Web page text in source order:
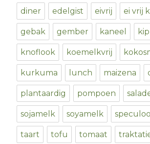
diner edelgist eivrij ei vrij
gebak gember kaneel
knoflook koemelkvrij
kurkuma lunch maizena
plantaardig pompoen
sojamelk soyamelk
taart tofu tomaat